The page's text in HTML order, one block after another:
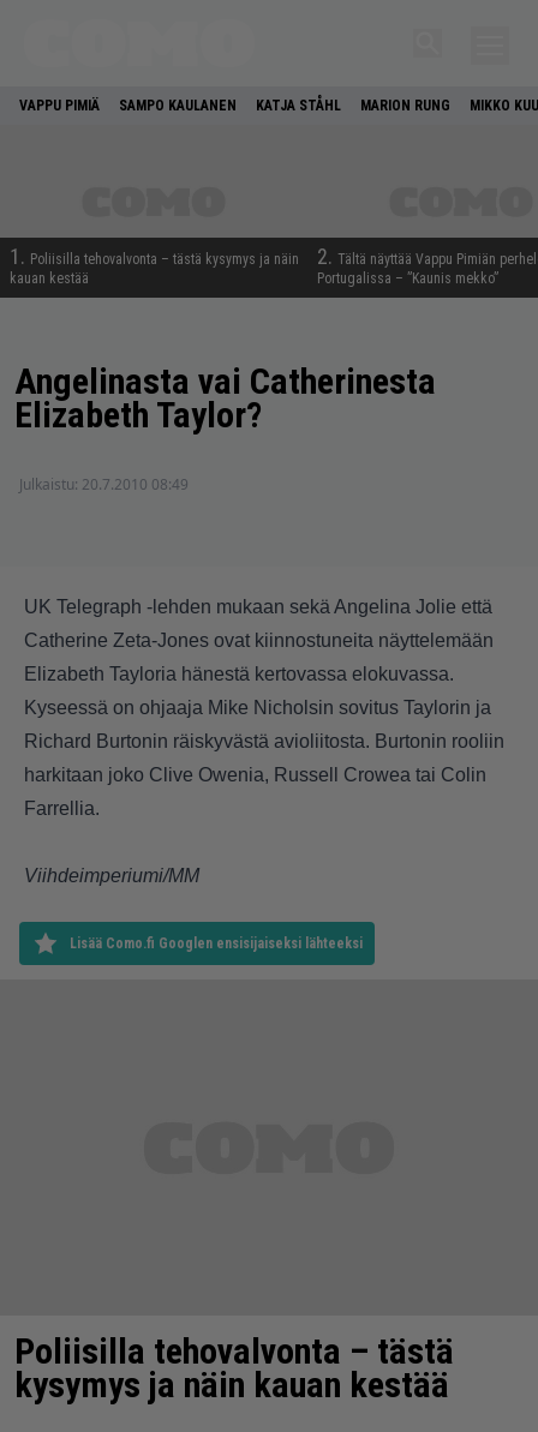
VAPPU PIMIÄ SAMPO KAULANEN KATJA STÅHL MARION RUNG MIKKO
1. Poliisilla tehovalvonta – tästä kysymys ja näin
kauan kestää
2. Tältä näyttää Vappu Pimiän
Portugalissa – ”Kaunis mekko”
Angelinasta vai Catherinesta
Elizabeth Taylor?
Julkaistu: 20.7.2010 08:49
UK Telegraph -lehden mukaan sekä Angelina Jolie että
Catherine Zeta-Jones ovat kiinnostuneita näyttelemään
Elizabeth Tayloria hänestä kertovassa elokuvassa.
Kyseessä on ohjaaja Mike Nicholsin sovitus Taylorin ja
Richard Burtonin räiskyvästä avioliitosta. Burtonin rooliin
harkitaan joko Clive Owenia, Russell Crowea tai Colin
Farrellia.
Viihdeimperiumi/MM
Lisää Como.fi Googlen ensisijaiseksi lähteeksi
Poliisilla tehovalvonta – tästä
kysymys ja näin kauan kestää